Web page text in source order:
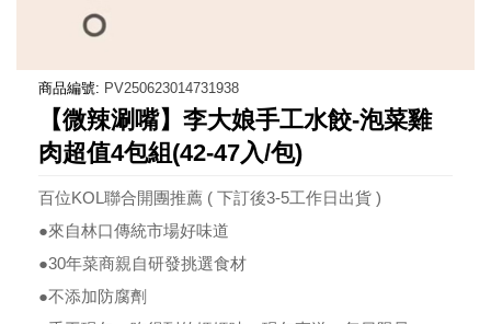
商品編號: PV250623014731938
【微辣涮嘴】李大娘手工水餃-泡菜雞
肉超值4包組(42-47入/包)
百位KOL聯合開團推薦 ( 下訂後3-5工作日出貨 )
●來自林口傳統市場好味道
●30年菜商親自研發挑選食材
●不添加防腐劑